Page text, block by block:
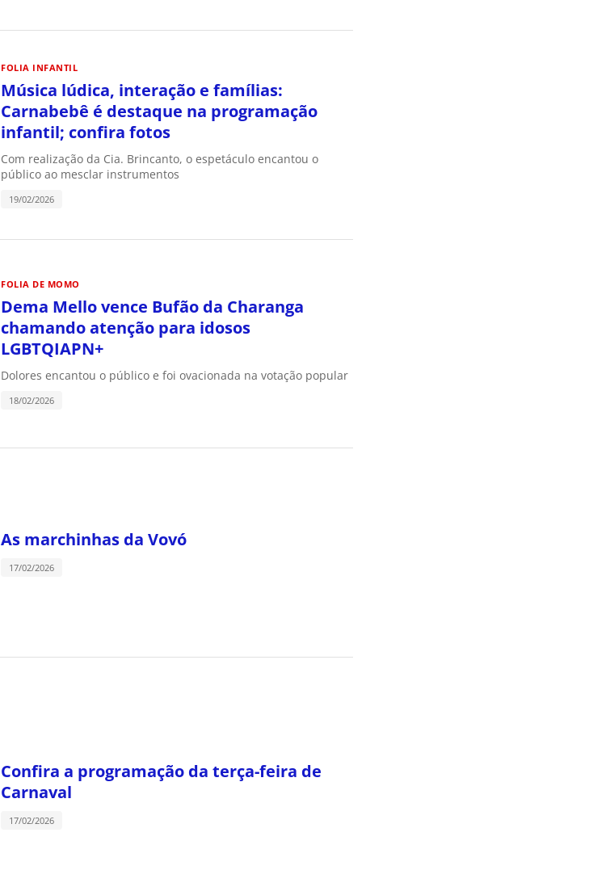
FOLIA INFANTIL
Música lúdica, interação e famílias:
Carnabebê é destaque na programação
infantil; confira fotos
Com realização da Cia. Brincanto, o espetáculo encantou o
público ao mesclar instrumentos
19/02/2026
FOLIA DE MOMO
Dema Mello vence Bufão da Charanga
chamando atenção para idosos
LGBTQIAPN+
Dolores encantou o público e foi ovacionada na votação popular
18/02/2026
As marchinhas da Vovó
17/02/2026
Confira a programação da terça-feira de
Carnaval
17/02/2026